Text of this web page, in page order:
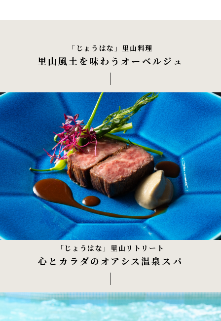
「じょうはな」里山料理
里山風土を味わうオーベルジュ
「じょうはな」里山リトリート
心とカラダのオアシス温泉スパ